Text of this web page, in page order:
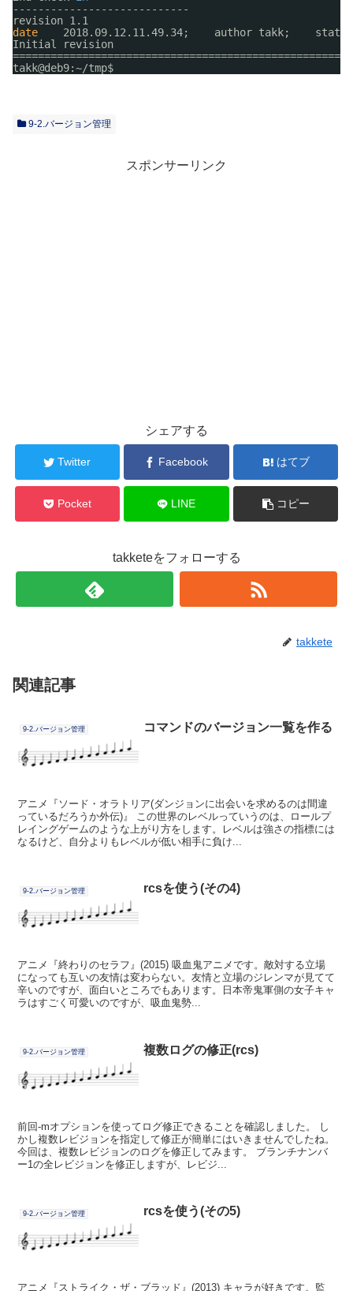
----------------------------
revision 1.1
date
2018.09.12.11.49.34;    author takk;    state
Initial revision
takk@deb9:~/tmp$
9-2.バージョン管理
スポンサーリンク
シェアする
Twitter Facebook はてブ
Pocket LINE コピー
takketeをフォローする
takkete
関連記事
9-2.バージョン管理 コマンドのバージョン一覧を作る
アニメ『ソード・オラトリア(ダンジョンに出会いを求めるのは間違
っているだろうか外伝)』 この世界のレベルっていうのは、ロールプ
レイングゲームのような上がり方をします。レベルは強さの指標には
なるけど、自分よりもレベルが低い相手に負け...
9-2.バージョン管理 rcsを使う(その4)
アニメ『終わりのセラフ』(2015) 吸血鬼アニメです。敵対する立場
になっても互いの友情は変わらない。友情と立場のジレンマが見てて
辛いのですが、面白いところでもあります。日本帝鬼軍側の女子キャ
ラはすごく可愛いのですが、吸血鬼勢...
9-2.バージョン管理 複数ログの修正(rcs)
前回-mオプションを使ってログ修正できることを確認しました。 し
かし複数レビジョンを指定して修正が簡単にはいきませんでしたね。
今回は、複数レビジョンのログを修正してみます。 ブランチナンバ
ー1の全レビジョンを修正しますが、レビジ...
9-2.バージョン管理 rcsを使う(その5)
アニメ『ストライク・ザ・ブラッド』(2013) キャラが好きです。監